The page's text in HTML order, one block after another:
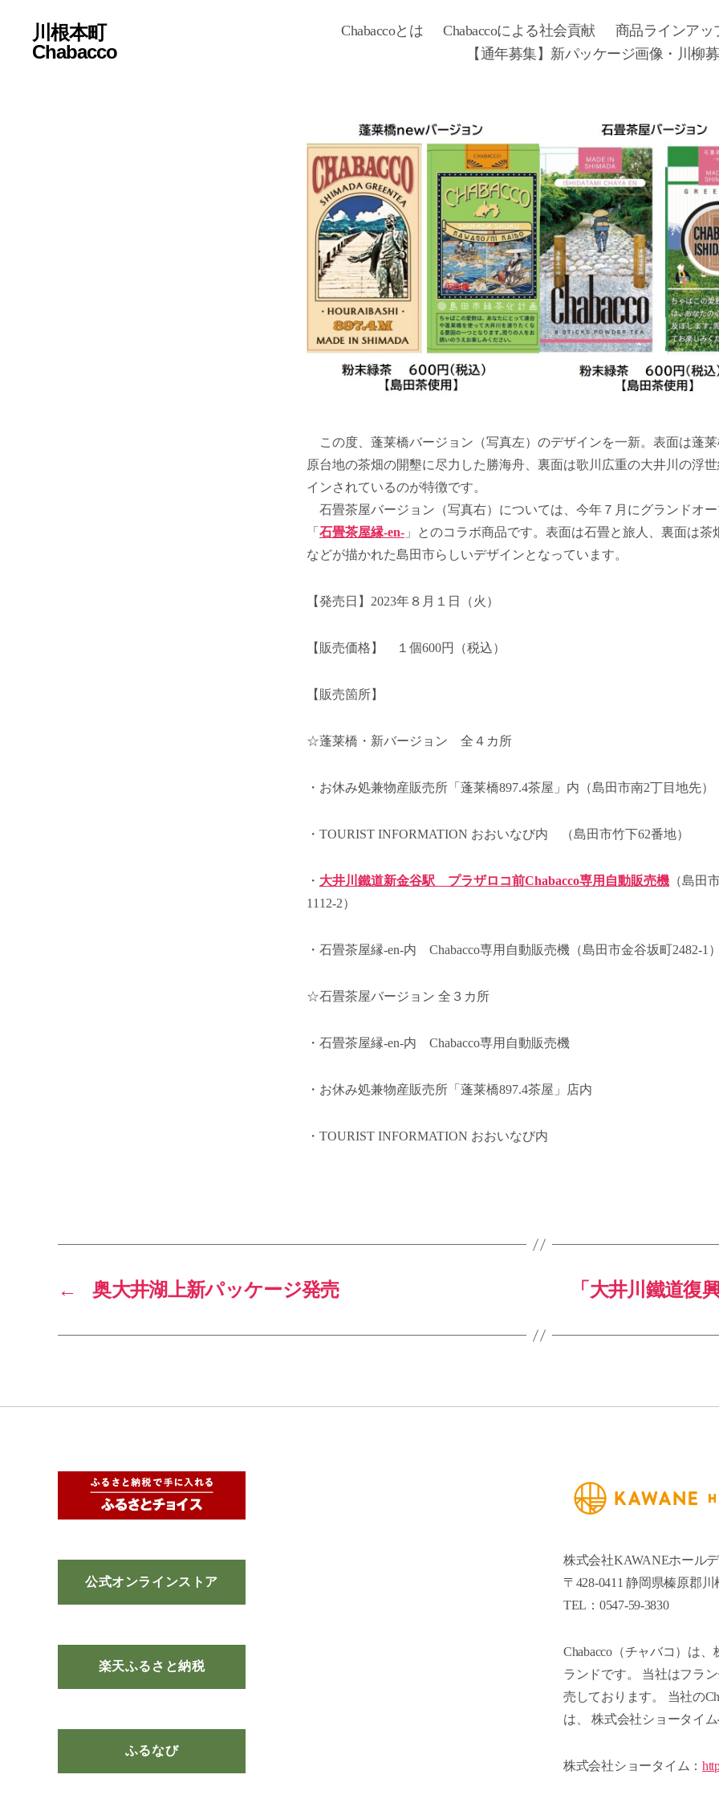
川根本町
Chabacco
Chabaccoとは Chabaccoによる社会貢献 商品ラインアッ
【通年募集】新パッケージ画像・川柳
この度、蓬莱橋バージョン（写真左）のデザインを一新。表面は蓬莱
原台地の茶畑の開墾に尽力した勝海舟、裏面は歌川広重の大井川の浮
インされているのが特徴です。
石畳茶屋バージョン（写真右）については、今年７月にグランドオー
「 石畳茶屋縁-en- 」とのコラボ商品です。表面は石畳と旅人、裏面は茶
などが描かれた島田市らしいデザインとなっています。
【発売日】2023年８月１日（火）
【販売価格】 １個600円（税込）
【販売箇所】
☆蓬莱橋・新バージョン 全４カ所
・お休み処兼物産販売所「蓬莱橋897.4茶屋」内（島田市南2丁目地先）
・TOURIST INFORMATION おおいなび内 （島田市竹下62番地）
・ 大井川鐵道新金谷駅 プラザロコ前Chabacco専用自動販売機 （島田
1112-2）
・石畳茶屋縁-en-内 Chabacco専用自動販売機（島田市金谷坂町2482-1）
☆石畳茶屋バージョン 全３カ所
・石畳茶屋縁-en-内 Chabacco専用自動販売機
・お休み処兼物産販売所「蓬莱橋897.4茶屋」店内
・TOURIST INFORMATION おおいなび内
← 奥大井湖上新パッケージ発売 「大井川鐵道復
公式オンラインストア
楽天ふるさと納税
ふるなび
株式会社KAWANEホール
〒428-0411 静岡県榛原郡
TEL：0547-59-3830
Chabacco（チャバコ）は
ランドです。 当社はフラ
売しております。 当社の
は、 株式会社ショータイ
株式会社ショータイム：